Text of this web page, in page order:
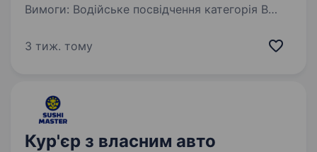
Вимоги: Водійське посвідчення категорія В
Умови роботи: 6-ти денний робочий тиждень,
3 тиж. тому
Кур'єр з власним авто